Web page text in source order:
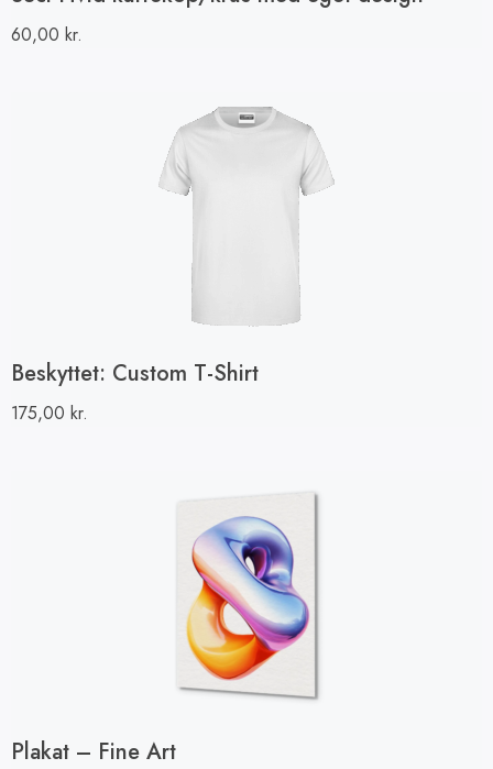
60,00 kr.
Beskyttet: Custom T-Shirt
175,00 kr.
Plakat – Fine Art